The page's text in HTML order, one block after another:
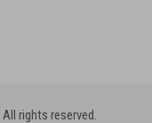
All rights reserved.